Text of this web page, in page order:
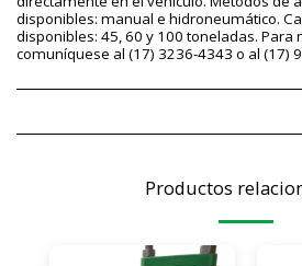
disponibles: manual e hidroneumático.
disponibles: 45, 60 y 100 toneladas. Para
comuníquese al (17) 3236-4343 o al (17)
Productos